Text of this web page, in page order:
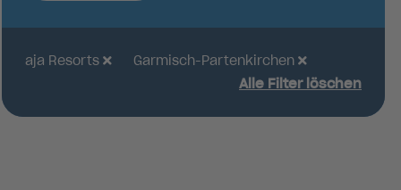
aja Resorts
Garmisch-Partenkirchen
Alle Filter löschen